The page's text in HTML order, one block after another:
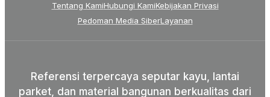
Tentang KamiHubungi KamiKebijakan Privasi
Pedoman Media SiberLayanan
Referensi terpercaya seputar kayu, lantai
parket, dan material bangunan berkualitas dari